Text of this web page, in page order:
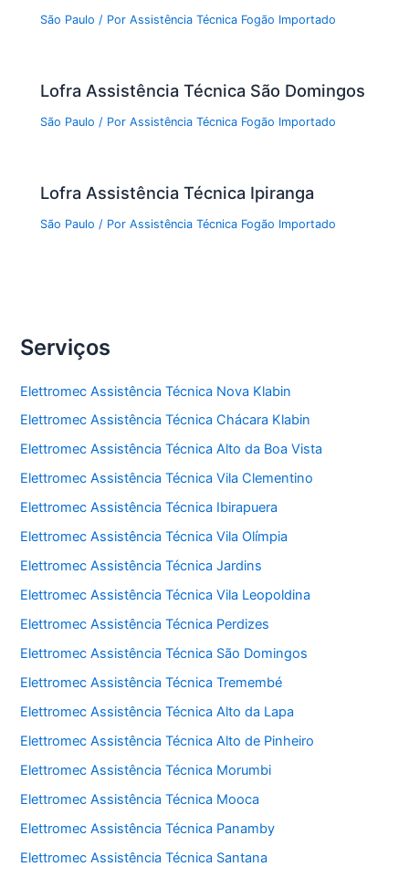
São Paulo / PorAssistência Técnica Fogão Importado
Lofra Assistência Técnica São Domingos
São Paulo / PorAssistência Técnica Fogão Importado
Lofra Assistência Técnica Ipiranga
São Paulo / PorAssistência Técnica Fogão Importado
Serviços
Elettromec Assistência Técnica Nova Klabin
Elettromec Assistência Técnica Chácara Klabin
Elettromec Assistência Técnica Alto da Boa Vista
Elettromec Assistência Técnica Vila Clementino
Elettromec Assistência Técnica Ibirapuera
Elettromec Assistência Técnica Vila Olímpia
Elettromec Assistência Técnica Jardins
Elettromec Assistência Técnica Vila Leopoldina
Elettromec Assistência Técnica Perdizes
Elettromec Assistência Técnica São Domingos
Elettromec Assistência Técnica Tremembé
Elettromec Assistência Técnica Alto da Lapa
Elettromec Assistência Técnica Alto de Pinheiro
Elettromec Assistência Técnica Morumbi
Elettromec Assistência Técnica Mooca
Elettromec Assistência Técnica Panamby
Elettromec Assistência Técnica Santana